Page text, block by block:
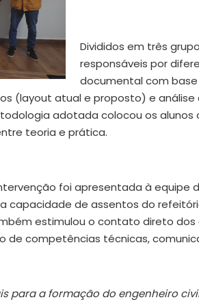
Divididos em três
responsáveis por
documental com
(layout atual e proposto) e
adotada colocou os
teoria e prática.
foi apresentada à equipe
capacidade de assentos do
estimulou o contato direto
de competências técnicas,
para a formação do engenheiro